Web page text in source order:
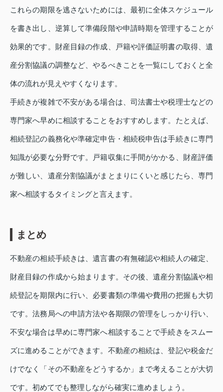
これらの期限を逃さないためには、最初に全体スケジュール
を書き出し、逆算して準備段階や申請時期を管理することが
効果的です。財産目録の作成、戸籍や評価証明書の取得、遺
産分割協議の調整など、やるべきことを一覧にしておくと全
体の流れが見えやすくなります。
手続きが複雑で不安がある場合は、司法書士や税理士などの
専門家へ早めに相談することをおすすめします。たとえば、
相続登記の義務化や準確定申告・相続税申告は手続きに専門
知識が必要な分野です。戸籍収集に手間がかかる、財産評価
が難しい、遺産分割協議がまとまりにくいと感じたら、専門
家へ相談するタイミングと言えます。
まとめ
不動産の相続手続きは、遺言書の有無確認や相続人の確定、
財産目録の作成から始まります。その後、遺産分割協議や相
続登記を期限内に行い、必要書類の準備や費用の把握も大切
です。法務局への申請方法や各期限の管理をしっかり行い、
不安な場合は早めに専門家へ相談することで手続きをスムー
ズに進めることができます。不動産の相続は、登記や税金だ
けでなく「その不動産をどうするか」まで考えることが大切
です。初めてでも整理しながら確実に進めましょう。